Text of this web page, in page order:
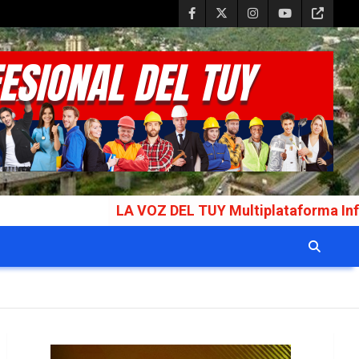
LA VOZ DEL TUY Multiplataforma Informativa